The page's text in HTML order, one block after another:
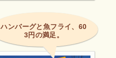
ハンバーグと魚フライ、60
3円の満足。